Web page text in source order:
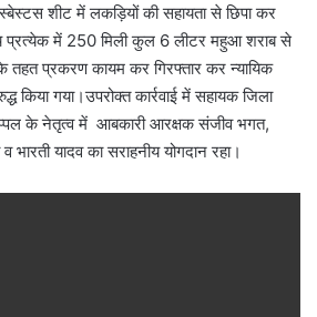
शीट में लकड़ियों की सहायता से छिपा कर
प्रत्येक में 250 मिली कुल 6 लीटर महुआ शराब से
तहत प्रकरण कायम कर गिरफ्तार कर न्यायिक
किया गया।उपरोक्त कार्रवाई में सहायक जिला
के नेतृत्व में आबकारी आरक्षक संजीव भगत,
यादव का सराहनीय योगदान रहा।